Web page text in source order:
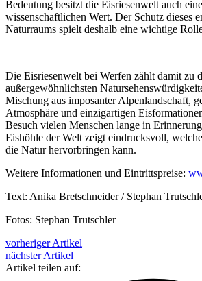
Bedeutung besitzt die Eisriesenwelt auch
wissenschaftlichen Wert. Der Schutz dieses
Naturraums spielt deshalb eine wichtige
Die Eisriesenwelt bei Werfen zählt damit zu
außergewöhnlichsten
Mischung aus imposanter Alpenlandschaft,
Atmosphäre und einzigartigen
Besuch vielen Menschen lange in
Eishöhle der Welt zeigt eindrucksvoll,
die Natur hervorbringen kann.
Weitere Informationen und Eintrittspreise:
Text: Anika Bretschneider / Stephan
Fotos: Stephan Trutschler
vorheriger Artikel
nächster Artikel
Artikel teilen auf: